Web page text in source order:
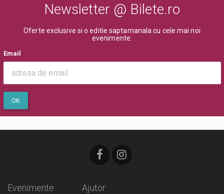
Newsletter @ Bilete.ro
Oferte exclusive si o editie saptamanala cu cele mai noi
evenimente.
Email
OK
Ajutor
Evenimente